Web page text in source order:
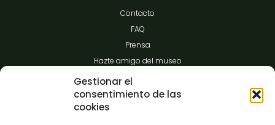
Gestionar el
consentimiento de las
cookies
Contacto
FAQ
Prensa
Hazte amigo del museo
Transparencia